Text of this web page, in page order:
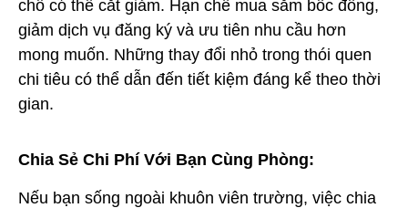
chỗ có thể cắt giảm. Hạn chế mua sắm bốc đồng,
giảm dịch vụ đăng ký và ưu tiên nhu cầu hơn
mong muốn. Những thay đổi nhỏ trong thói quen
chi tiêu có thể dẫn đến tiết kiệm đáng kể theo thời
gian.
Chia Sẻ Chi Phí Với Bạn Cùng Phòng:
Nếu bạn sống ngoài khuôn viên trường, việc chia